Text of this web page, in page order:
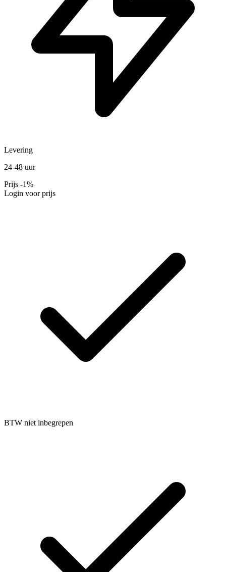
Levering
24-48 uur
Prijs -1%
Login voor prijs
BTW niet inbegrepen